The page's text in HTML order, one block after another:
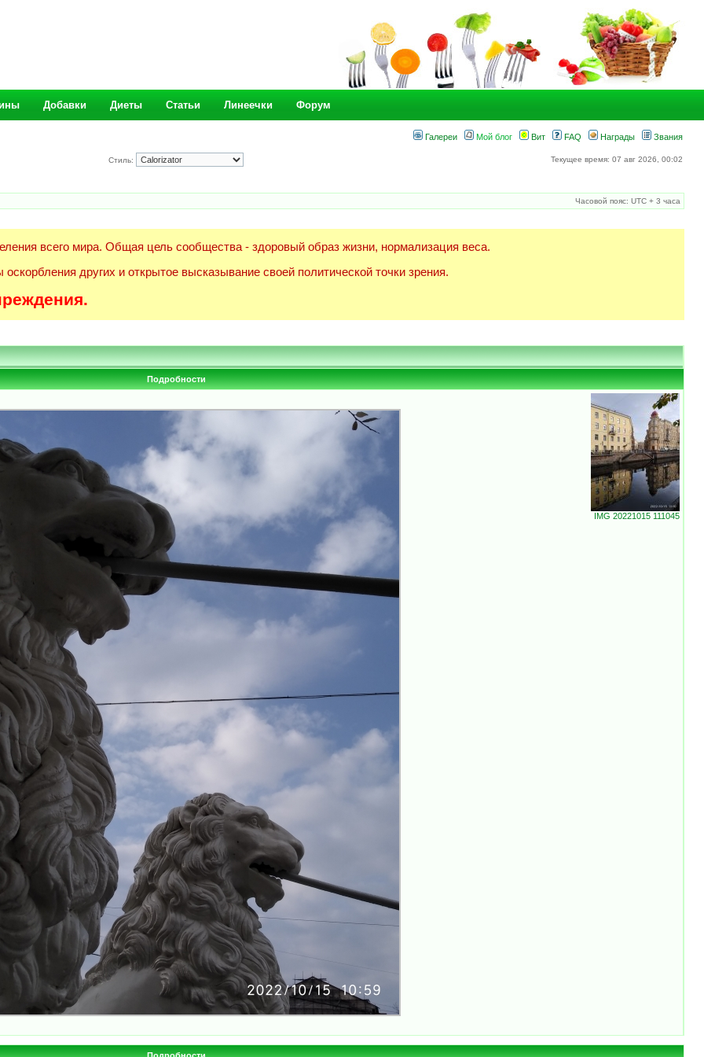
Добавки Диеты Статьи Линеечки Форум
Галереи Мой блог Вит FAQ Награды Звания
Стиль: Текущее время: 07 авг 2026, 00:02
Часовой пояс: UTC + 3 часа
всего мира. Общая цель сообщества - здоровый образ жизни, нормализация веса.
других и открытое высказывание своей политической точки зрения.
Подробности
IMG 20221015 111045